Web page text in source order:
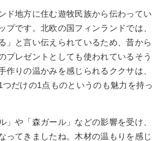
ド地方に住む遊牧民族から伝わってい
プです。北欧の国フィンランドでは、
」と言い伝えられているため、昔から
プレゼントとしても使われているそう
作りの温かみを感じられるククサは、
だけの1点ものというのも魅力を持っ
」や「森ガール」などの影響を受け、
ってきましたね。木材の温もりを感じ